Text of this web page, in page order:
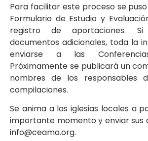
Para facilitar este proceso se
Formulario de Estudio y
registro de aportaciones.
documentos adicionales, toda la
enviarse a las
Próximamente se publicará un
nombres de los responsables
compilaciones.
Se anima a las iglesias locales a
importante momento y enviar sus
info@ceama.org.